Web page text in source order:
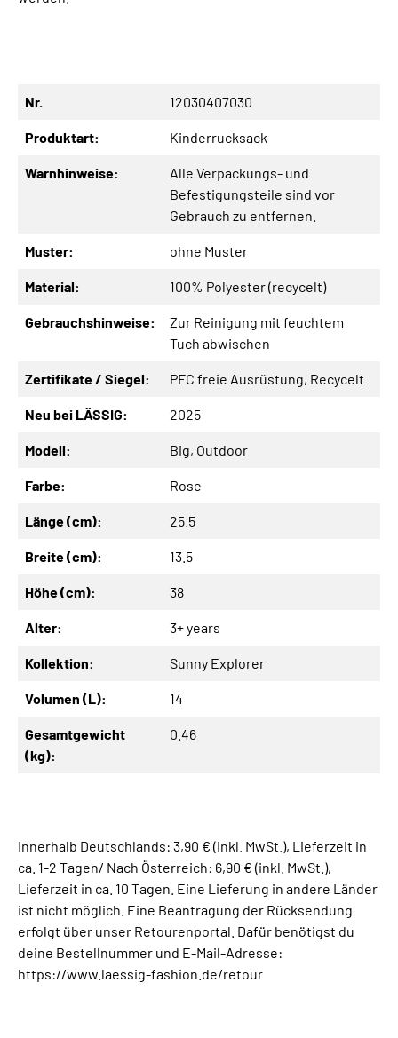
Nr. 12030407030
Produktart: Kinderrucksack
Warnhinweise:
Alle Verpackungs- und
Befestigungsteile sind vor
Gebrauch zu entfernen.
Muster: ohne Muster
Material: 100% Polyester (recycelt)
Gebrauchshinweise:
Zur Reinigung mit feuchtem
Tuch abwischen
Zertifikate / Siegel: PFC freie Ausrüstung, Recycelt
Neu bei LÄSSIG: 2025
Modell: Big, Outdoor
Farbe: Rose
Länge (cm): 25.5
Breite (cm): 13.5
Höhe (cm): 38
Alter: 3+ years
Kollektion: Sunny Explorer
Volumen (L): 14
Gesamtgewicht
(kg):
0.46
Innerhalb Deutschlands: 3,90 € (inkl. MwSt.), Lieferzeit in
ca. 1-2 Tagen/ Nach Österreich: 6,90 € (inkl. MwSt.),
Lieferzeit in ca. 10 Tagen. Eine Lieferung in andere Länder
ist nicht möglich. Eine Beantragung der Rücksendung
erfolgt über unser Retourenportal. Dafür benötigst du
deine Bestellnummer und E-Mail-Adresse:
https://www.laessig-fashion.de/retour